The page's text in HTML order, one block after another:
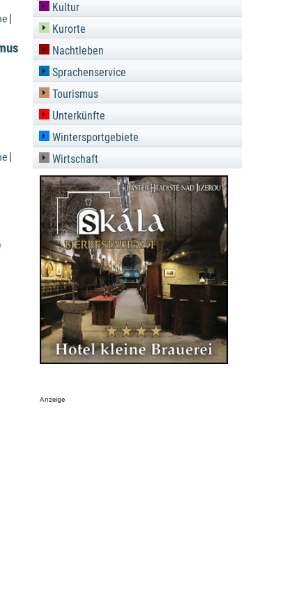
|
|
Kultur
Kurorte
Nachtleben
Sprachenservice
Tourismus
Unterkünfte
Wintersportgebiete
Wirtschaft